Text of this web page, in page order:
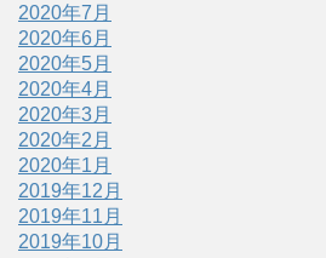
2020年7月
2020年6月
2020年5月
2020年4月
2020年3月
2020年2月
2020年1月
2019年12月
2019年11月
2019年10月